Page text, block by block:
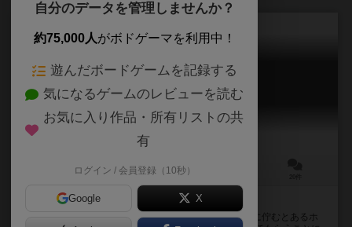
スノープランナー
Snow Planner
60～120分
ダイスを振らない中重量級ダイスプレイメントゲーム
旅行客の絶えない美しいゲレンデ。そんな白銀の世界に佇むとあるホ
自分のデータを管理しませんか？
約75,000人がボドゲーマを利用中！
遊んだボードゲームを記録する
気になるゲームのレビューを読む
お気に入り作品・所有リストの共
有
ログイン / 会員登録（10秒）
Google X